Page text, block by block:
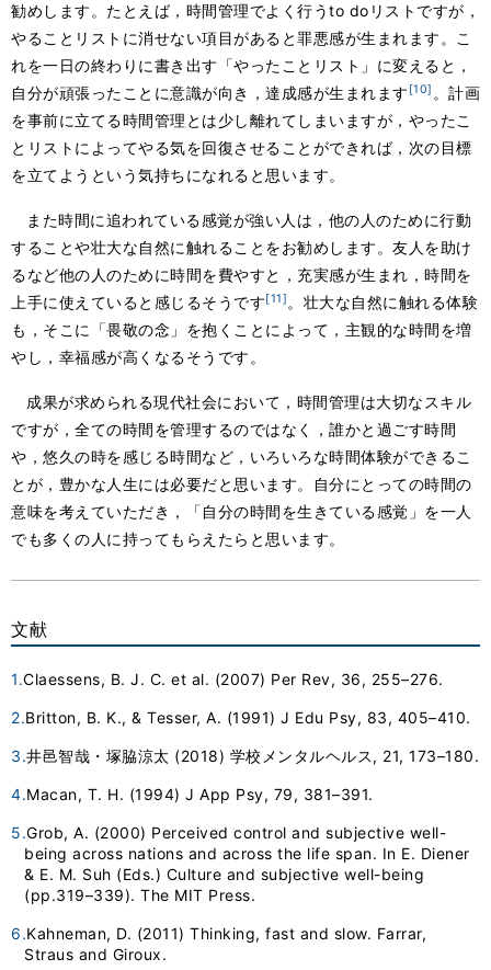
勧めします。たとえば，時間管理でよく行うto doリストですが，
やることリストに消せない項目があると罪悪感が生まれます。こ
れを一日の終わりに書き出す「やったことリスト」に変えると，
自分が頑張ったことに意識が向き，達成感が生まれます [10] 。計画
を事前に立てる時間管理とは少し離れてしまいますが，やったこ
とリストによってやる気を回復させることができれば，次の目標
を立てようという気持ちになれると思います。
また時間に追われている感覚が強い人は，他の人のために行動
することや壮大な自然に触れることをお勧めします。友人を助け
るなど他の人のために時間を費やすと，充実感が生まれ，時間を
上手に使えていると感じるそうです[11] 。壮大な自然に触れる体験
も，そこに「畏敬の念」を抱くことによって，主観的な時間を増
やし，幸福感が高くなるそうです。
成果が求められる現代社会において，時間管理は大切なスキル
ですが，全ての時間を管理するのではなく，誰かと過ごす時間
や，悠久の時を感じる時間など，いろいろな時間体験ができるこ
とが，豊かな人生には必要だと思います。自分にとっての時間の
意味を考えていただき，「自分の時間を生きている感覚」を一人
でも多くの人に持ってもらえたらと思います。
文献
1.Claessens, B. J. C. et al. (2007) Per Rev, 36, 255–276.
2.Britton, B. K., & Tesser, A. (1991) J Edu Psy, 83, 405–410.
3.井邑智哉・塚脇涼太 (2018) 学校メンタルヘルス, 21, 173–180.
4.Macan, T. H. (1994) J App Psy, 79, 381–391.
5.Grob, A. (2000) Perceived control and subjective well-
being across nations and across the life span. In E. Diener
& E. M. Suh (Eds.) Culture and subjective well-being
(pp.319–339). The MIT Press.
6.Kahneman, D. (2011) Thinking, fast and slow. Farrar,
Straus and Giroux.